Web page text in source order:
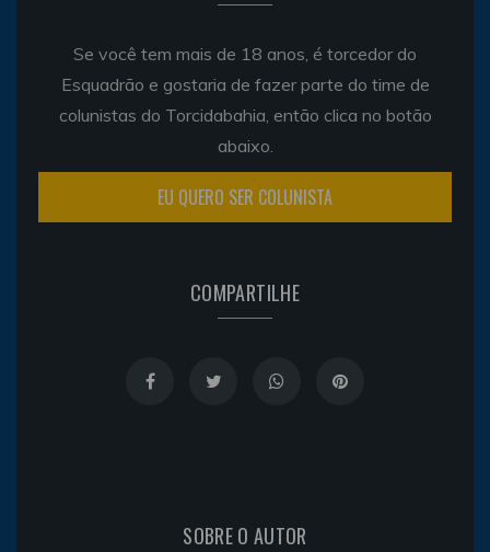
Se você tem mais de 18 anos, é torcedor do
Esquadrão e gostaria de fazer parte do time de
colunistas do Torcidabahia, então clica no botão
abaixo.
EU QUERO SER COLUNISTA
COMPARTILHE
SOBRE O AUTOR